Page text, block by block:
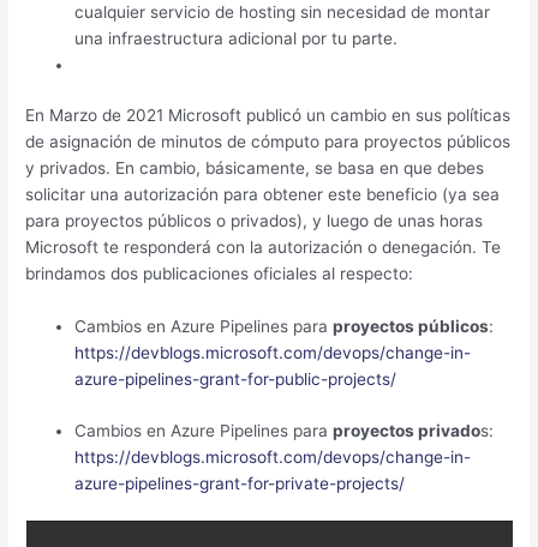
cualquier servicio de hosting sin necesidad de montar
una infraestructura adicional por tu parte.
En Marzo de 2021 Microsoft publicó un cambio en sus políticas
de asignación de minutos de cómputo para proyectos públicos
y privados. En cambio, básicamente, se basa en que debes
solicitar una autorización para obtener este beneficio (ya sea
para proyectos públicos o privados), y luego de unas horas
Microsoft te responderá con la autorización o denegación. Te
brindamos dos publicaciones oficiales al respecto:
Cambios en Azure Pipelines paraproyectos públicos:
https://devblogs.microsoft.com/devops/change-in-
azure-pipelines-grant-for-public-projects/
Cambios en Azure Pipelines paraproyectos privados:
https://devblogs.microsoft.com/devops/change-in-
azure-pipelines-grant-for-private-projects/